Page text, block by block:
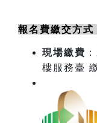
報名費繳交方式
現場繳費
樓服務臺